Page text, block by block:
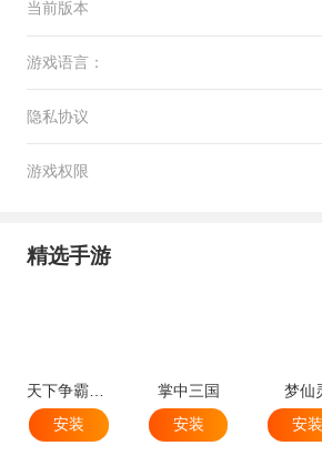
当前版本
游戏语言：
隐私协议
游戏权限
精选手游
天下争霸三国志
安装
掌中三国
安装
梦仙
安装